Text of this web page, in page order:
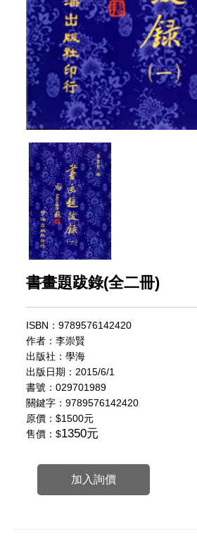
書畫題跋錄(全二冊)
ISBN：9789576142420
作者：李崇賢
出版社：學海
出版日期：2015/6/1
書號：029701989
關鍵字：9789576142420
原價：$1500元
售價：$1350元
加入詢價